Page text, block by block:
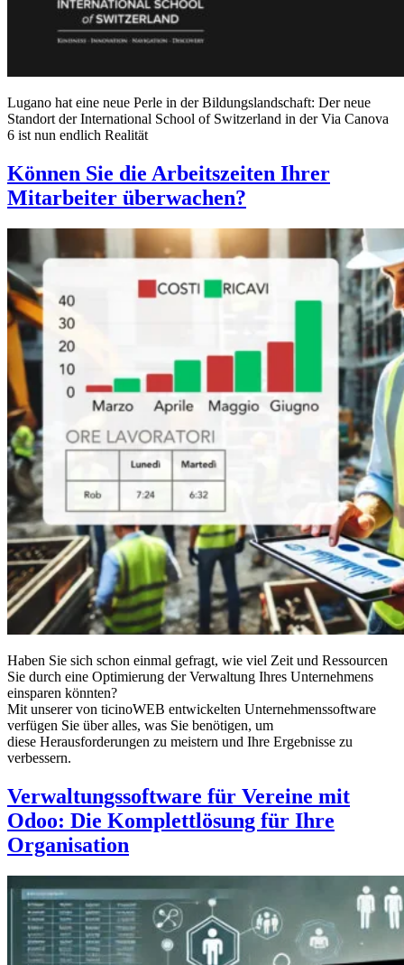
Lugano hat eine neue Perle in der Bildungslandschaft: Der neue
Standort der International School of Switzerland in der Via Canova
6 ist nun endlich Realität
Können Sie die Arbeitszeiten Ihrer
Mitarbeiter überwachen?
Haben Sie sich schon einmal gefragt, wie viel Zeit und Ressourcen
Sie durch eine Optimierung der Verwaltung Ihres Unternehmens
einsparen könnten?
Mit unserer von ticinoWEB entwickelten Unternehmenssoftware
verfügen Sie über alles, was Sie benötigen, um
diese Herausforderungen zu meistern und Ihre Ergebnisse zu
verbessern.
Verwaltungssoftware für Vereine mit
Odoo: Die Komplettlösung für Ihre
Organisation